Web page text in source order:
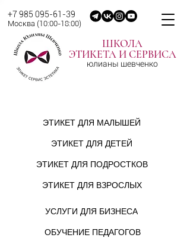
+7 985 095-61-39
Москва (10:00-18:00)
ШКОЛА
ЭТИКЕТА И СЕРВИСА
юлианы шевченко
ЭТИКЕТ ДЛЯ МАЛЫШЕЙ
ЭТИКЕТ ДЛЯ ДЕТЕЙ
ЭТИКЕТ ДЛЯ ПОДРОСТКОВ
ЭТИКЕТ ДЛЯ ВЗРОСЛЫХ
УСЛУГИ ДЛЯ БИЗНЕСА
ОБУЧЕНИЕ ПЕДАГОГОВ